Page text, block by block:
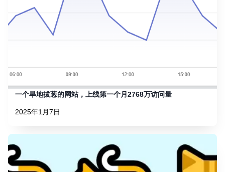
一个旱地拔葱的网站，上线第一个月2768万访问量
2025年1月7日